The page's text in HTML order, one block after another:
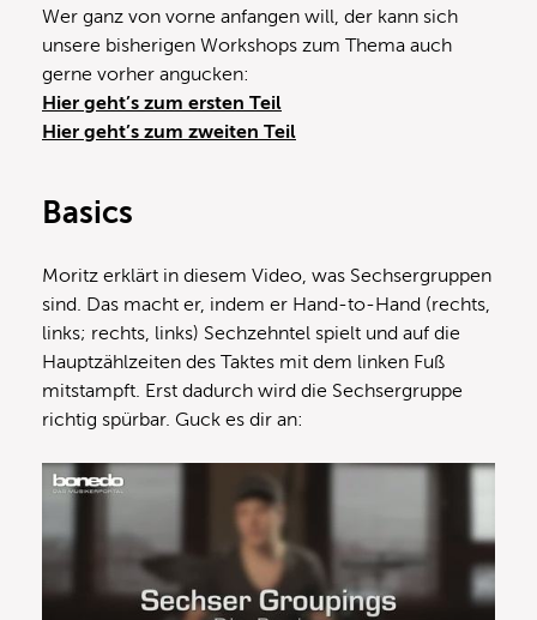
Wer ganz von vorne anfangen will, der kann sich
unsere bisherigen Workshops zum Thema auch
gerne vorher angucken:
Hier geht’s zum ersten Teil
Hier geht’s zum zweiten Teil
Basics
Moritz erklärt in diesem Video, was Sechsergruppen
sind. Das macht er, indem er Hand-to-Hand (rechts,
links; rechts, links) Sechzehntel spielt und auf die
Hauptzählzeiten des Taktes mit dem linken Fuß
mitstampft. Erst dadurch wird die Sechsergruppe
richtig spürbar. Guck es dir an: